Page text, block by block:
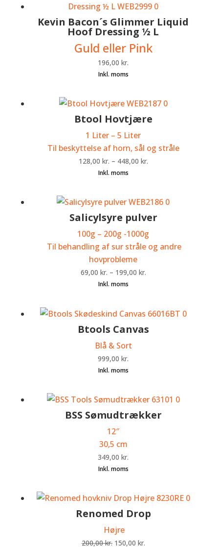
Kevin Bacon´s Glimmer Liquid
Hoof Dressing ½ L
Guld eller Pink
196,00kr.
Btool Hovtjære
1 Liter – 5 Liter
Til beskyttelse af horn, sål og stråle
128,00 kr. – 448,00 kr.
Salicylsyre pulver
100g – 200g -1000g
Til behandling af sur stråle og andre
hovprobleme
69,00 kr. – 199,00 kr.
Btools Canvas
Blå & Sort
999,00kr.
BSS Sømudtrækker
12″
30,5 cm
349,00kr.
Renomed Drop
Højre
200,00kr. Den
150,00 kr.